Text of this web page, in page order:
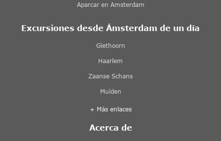
Aparcar en Amsterdam
Excursiones desde Ámsterdam de un día
Giethoorn
Haarlem
Zaanse Schans
Muiden
+ Más enlaces
Acerca de